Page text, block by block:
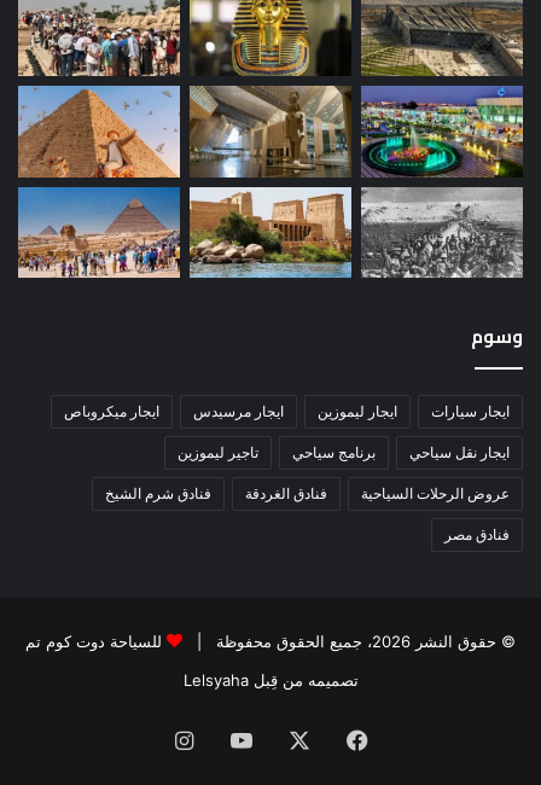
وسوم
ايجار سيارات ايجار ليموزين ايجار مرسيدس ايجار ميكروباص
ايجار نقل سياحي برنامج سياحي تاجير ليموزين
عروض الرحلات السياحية فنادق الغردقة فنادق شرم الشيخ
فنادق مصر
© حقوق النشر 2026، جميع الحقوق محفوظة |
للسياحة دوت كوم تم
تصميمه من قِبل Lelsyaha
فيسبوك ‫YouTube